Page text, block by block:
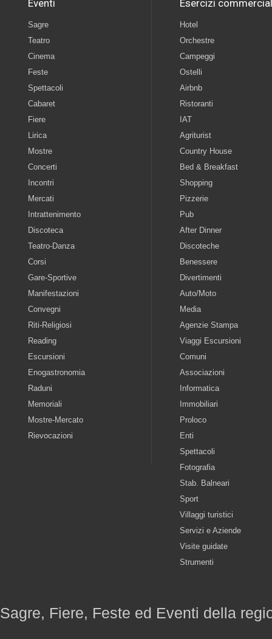
Eventi
Sagre
Teatro
Cinema
Feste
Spettacoli
Cabaret
Fiere
Lirica
Mostre
Concerti
Incontri
Mercati
Intrattenimento
Discoteca
Teatro-Danza
Corsi
Gare-Sportive
Manifestazioni
Convegni
Riti-Religiosi
Reading
Escursioni
Enogastronomia
Raduni
Memoriali
Mostre-Mercato
Rievocazioni
Esercizi
Hotel
Orchestre
Campeggi
Ostelli
Airbnb
Ristoranti
IAT
Agriturist
Country House
Bed & Breakfast
Shopping
Pizzerie
Pub
After Dinner
Discoteche
Benessere
Divertimenti
Auto/Moto
Media
Agenzie Stampa
Viaggi Escursioni
Comuni
Associazioni
Informatica
Immobiliari
Proloco
Enti
Spettacoli
Fotografia
Stab. Balneari
Sport
Villaggi turistici
Servizi e Aziende
Visite guidate
Strumenti
Sagre, Fiere, Feste ed Eventi della